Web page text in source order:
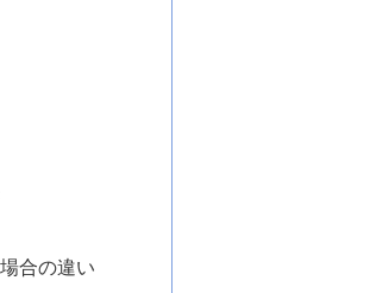
合の違い